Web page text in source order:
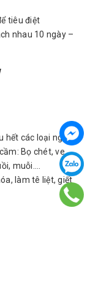
tiêu điệt
nhau 10 ngày –
hết các loại ngoại
Bọ chét, ve,
muỗi….
làm tê liệt, giết